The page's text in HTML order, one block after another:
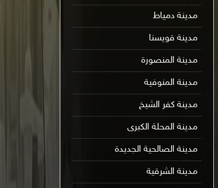
مدينة دمياط
مدينة قويسنا
مدينة المنصورة
مدينة المنوفية
مدينة كفر الشيخ
مدينة المحلة الكبرى
مدينة الصالحية الجديدة
مدينة الشرقية